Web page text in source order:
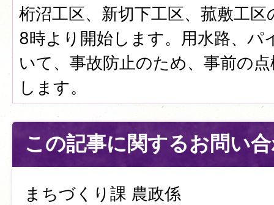
桁沼工区、新切下工区、菰敷工
8時より開始します。用水路、パ
いて、事故防止のため、事前の
します。
この記事に関するお問い
まちづくり課 農政係